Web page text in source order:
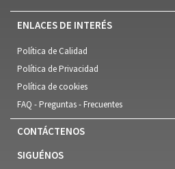
ENLACES DE INTERÉS
Política de Calidad
Política de Privacidad
Política de cookies
FAQ - Preguntas - Frecuentes
CONTÁCTENOS
SIGUÉNOS